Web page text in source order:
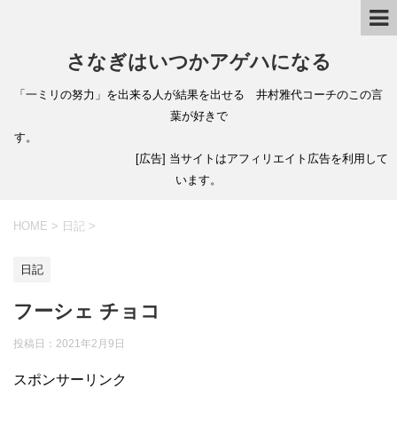
さなぎはいつかアゲハになる
「一ミリの努力」を出来る人が結果を出せる 井村雅代コーチのこの言
葉が好きで
す。
[広告] 当サイトはアフィリエイト広告を利用して
います。
HOME > 日記 >
日記
フーシェ チョコ
投稿日： 2021年2月9日
スポンサーリンク